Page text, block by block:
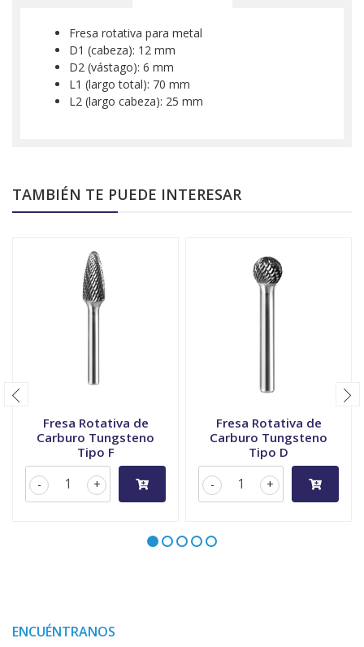
Fresa rotativa para metal
D1 (cabeza): 12 mm
D2 (vástago): 6 mm
L1 (largo total): 70 mm
L2 (largo cabeza): 25 mm
TAMBIÉN TE PUEDE INTERESAR
Fresa Rotativa de
Carburo Tungsteno
Tipo F
+
-
Fresa Rotativa de
Carburo Tungsteno
Tipo D
+
-
ENCUÉNTRANOS